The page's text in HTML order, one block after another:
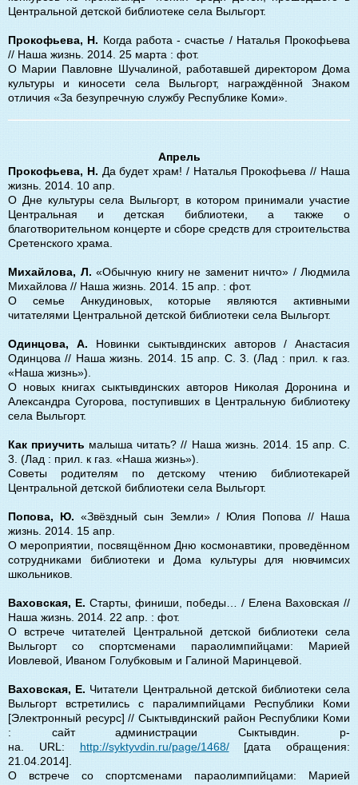
Центральной детской библиотеке села Выльгорт.
Прокофьева, Н. Когда работа - счастье / Наталья Прокофьева
// Наша жизнь. 2014. 25 марта : фот.
О Марии Павловне Шучалиной, работавшей директором Дома
культуры и киносети села Выльгорт, награждённой Знаком
отличия «За безупречную службу Республике Коми».
Апрель
Прокофьева, Н. Да будет храм! / Наталья Прокофьева // Наша
жизнь. 2014. 10 апр.
О Дне культуры села Выльгорт, в котором принимали участие
Центральная и детская библиотеки, а также о
благотворительном концерте и сборе средств для строительства
Сретенского храма.
Михайлова, Л. «Обычную книгу не заменит ничто» / Людмила
Михайлова // Наша жизнь. 2014. 15 апр. : фот.
О семье Анкудиновых, которые являются активными
читателями Центральной детской библиотеки села Выльгорт.
Одинцова, А. Новинки сыктывдинских авторов / Анастасия
Одинцова // Наша жизнь. 2014. 15 апр. С. 3. (Лад : прил. к газ.
«Наша жизнь»).
О новых книгах сыктывдинских авторов Николая Доронина и
Александра Сугорова, поступивших в Центральную библиотеку
села Выльгорт.
Как приучить малыша читать? // Наша жизнь. 2014. 15 апр. С.
3. (Лад : прил. к газ. «Наша жизнь»).
Советы родителям по детскому чтению библиотекарей
Центральной детской библиотеки села Выльгорт.
Попова, Ю. «Звёздный сын Земли» / Юлия Попова // Наша
жизнь. 2014. 15 апр.
О мероприятии, посвящённом Дню космонавтики, проведённом
сотрудниками библиотеки и Дома культуры для нювчимсих
школьников.
Ваховская, Е. Старты, финиши, победы… / Елена Ваховская //
Наша жизнь. 2014. 22 апр. : фот.
О встрече читателей Центральной детской библиотеки села
Выльгорт со спортсменами параолимпийцами: Марией
Иовлевой, Иваном Голубковым и Галиной Маринцевой.
Ваховская, Е. Читатели Центральной детской библиотеки села
Выльгорт встретились с паралимпийцами Республики Коми
[Электронный ресурс] // Сыктывдинский район Республики Коми
: cайт администрации Сыктывдин. р-
на. URL: http://syktyvdin.ru/page/1468/[дата обращения:
21.04.2014].
О встрече со спортсменами параолимпийцами: Марией